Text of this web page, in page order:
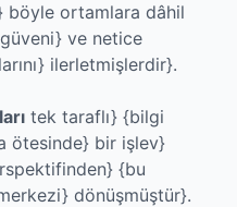
böyle ortamlara dâhil
güveni} ve netice
ilerletmişlerdir}.
tek taraflı} {bilgi
ötesinde} bir işlev}
{bu
dönüşmüştür}.